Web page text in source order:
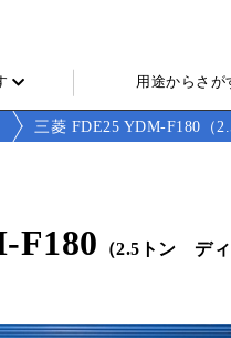
用途からさが
三菱 FDE25 YDM-F180（
F180 （2.5トン ディ